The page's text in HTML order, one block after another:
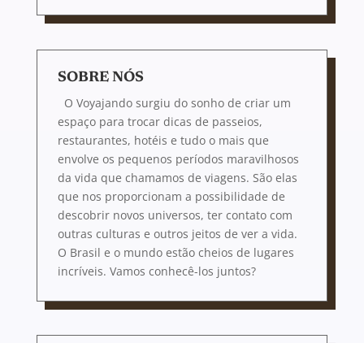
SOBRE NÓS
O Voyajando surgiu do sonho de criar um
espaço para trocar dicas de passeios,
restaurantes, hotéis e tudo o mais que
envolve os pequenos períodos maravilhosos
da vida que chamamos de viagens. São elas
que nos proporcionam a possibilidade de
descobrir novos universos, ter contato com
outras culturas e outros jeitos de ver a vida.
O Brasil e o mundo estão cheios de lugares
incríveis. Vamos conhecê-los juntos?